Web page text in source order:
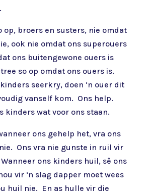
op, broers en susters, nie omdat
ook nie omdat ons superouers
ons buitengewone ouers is
so op omdat ons ouers is.
seerkry, doen ‘n ouer dit
vanself kom. Ons help.
kinders wat voor ons staan.
ons gehelp het, vra ons
Ons vra nie gunste in ruil vir
ons kinders huil, sê ons
vir ‘n slag dapper moet wees
huil nie. En as hulle vir die